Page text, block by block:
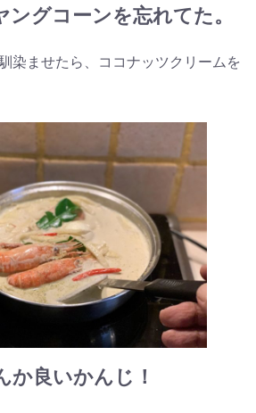
ングコーンを忘れてた。
染ませたら、ココナッツクリームを
か良いかんじ！